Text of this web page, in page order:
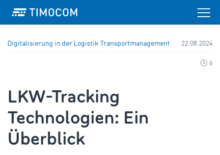
Digitalisierung in der Logistik Transportmanagement 22.08.2024
6
LKW-Tracking
Technologien: Ein
Überblick